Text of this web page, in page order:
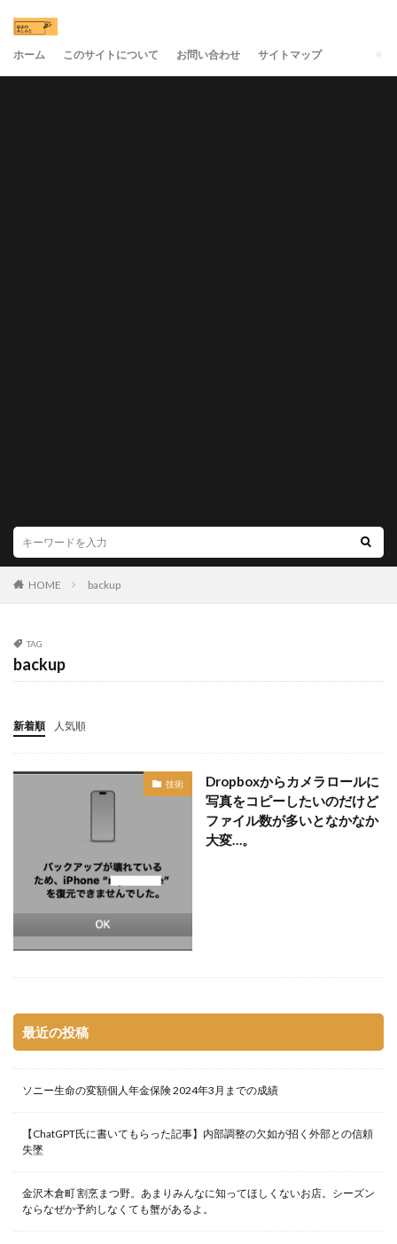
ホーム このサイトについて お問い合わせ サイトマップ
HOME backup
TAG
backup
新着順 人気順
技術
Dropboxからカメラロールに
写真をコピーしたいのだけど
ファイル数が多いとなかなか
大変…。
最近の投稿
ソニー生命の変額個人年金保険 2024年3月までの成績
【ChatGPT氏に書いてもらった記事】内部調整の欠如が招く外部との信頼
失墜
金沢木倉町 割烹まつ野。あまりみんなに知ってほしくないお店。シーズン
ならなぜか予約しなくても蟹があるよ。